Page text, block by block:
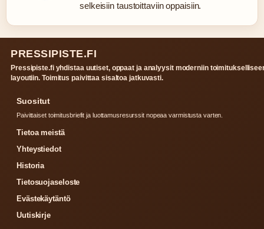
selkeisiin taustoittaviin oppaisiin.
PRESSIPISTE.FI
Pressipiste.fi yhdistaa uutiset, oppaat ja analyysit moderniin
layoutiin. Toimitus paivittaa sisaltoa jatkuvasti.
Suositut
Paivittaiset toimitusbriefit ja luottamusresurssit nopeaa varmistusta varten.
Tietoa meistä
Yhteystiedot
Historia
Tietosuojaseloste
Evästekäytäntö
Uutiskirje